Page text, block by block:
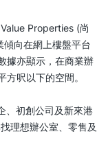
Properties (尚
向在網上樓盤平台
據亦顯示，在商業辦
呎以下的空間。
、初創公司及新來港
理想辦公室、零售及